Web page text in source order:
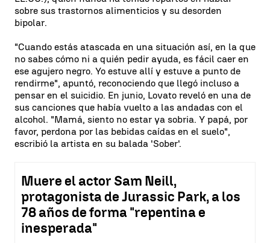
sobre sus trastornos alimenticios y su desorden
bipolar.
"Cuando estás atascada en una situación así, en la que
no sabes cómo ni a quién pedir ayuda, es fácil caer en
ese agujero negro. Yo estuve allí y estuve a punto de
rendirme", apuntó, reconociendo que llegó incluso a
pensar en el suicidio. En junio, Lovato reveló en una de
sus canciones que había vuelto a las andadas con el
alcohol. "Mamá, siento no estar ya sobria. Y papá, por
favor, perdona por las bebidas caídas en el suelo",
escribió la artista en su balada 'Sober'.
Muere el actor Sam Neill,
protagonista de Jurassic Park, a los
78 años de forma "repentina e
inesperada"